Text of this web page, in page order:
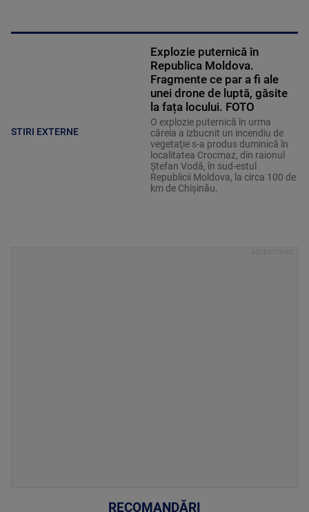
STIRI EXTERNE
Explozie puternică în
Republica Moldova.
Fragmente ce par a fi ale
unei drone de luptă, găsite
la fața locului. FOTO
O explozie puternică în urma
căreia a izbucnit un incendiu de
vegetaţie s-a produs duminică în
localitatea Crocmaz, din raionul
Ştefan Vodă, în sud-estul
Republicii Moldova, la circa 100 de
km de Chişinău.
RECOMANDĂRI